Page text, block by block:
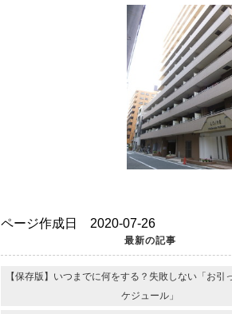
ページ作成日 2020-07-26
最新の記事
【保存版】いつまでに何をする？失敗しない「お引
ケジュール」